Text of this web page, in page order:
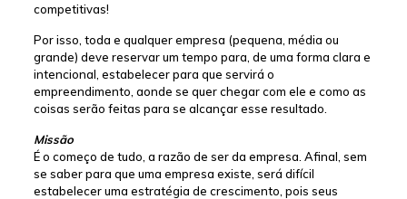
competitivas!
Por isso, toda e qualquer empresa (pequena, média ou
grande) deve reservar um tempo para, de uma forma clara e
intencional, estabelecer para que servirá o
empreendimento, aonde se quer chegar com ele e como as
coisas serão feitas para se alcançar esse resultado.
Missão
É o começo de tudo, a razão de ser da empresa. Afinal, sem
se saber para que uma empresa existe, será difícil
estabelecer uma estratégia de crescimento, pois seus